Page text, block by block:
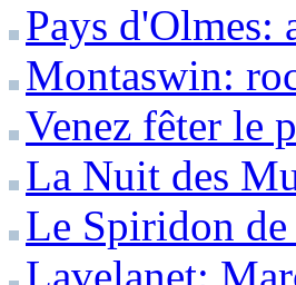
Pays d'Olmes:
Montaswin:
Venez fêter le
La Nuit des
Le Spiridon